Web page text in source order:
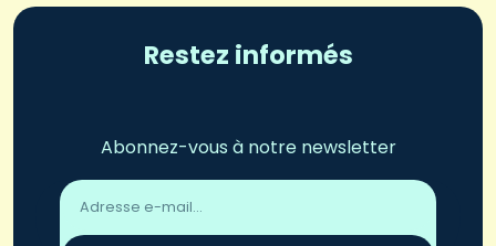
Restez informés
Abonnez-vous à notre newsletter
Adresse
email